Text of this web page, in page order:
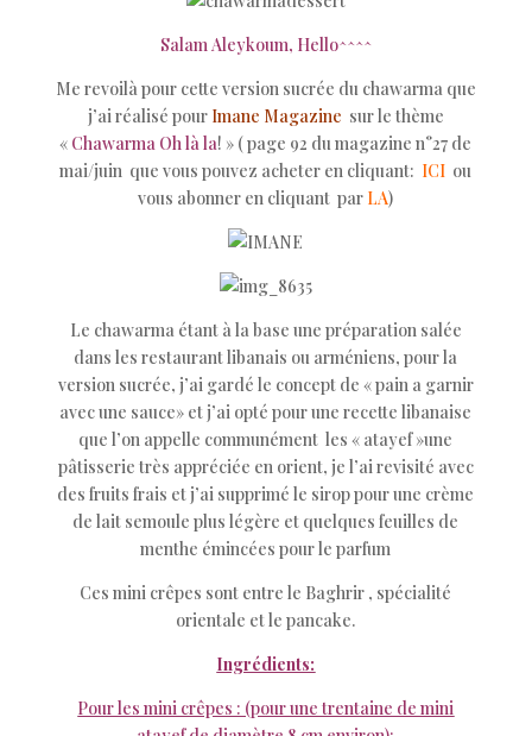
Salam Aleykoum, Hello^^^^
Me revoilà pour cette version sucrée du chawarma que
j’ai réalisé pour Imane Magazine sur le thème
« Chawarma Oh là la! » ( page 92 du magazine n°27 de
mai/juin que vous pouvez acheter en cliquant: ICI ou
vous abonner en cliquant par LA)
Le chawarma étant à la base une préparation salée
dans les restaurant libanais ou arméniens, pour la
version sucrée, j’ai gardé le concept de « pain a garnir
avec une sauce» et j’ai opté pour une recette libanaise
que l’on appelle communément les « atayef »une
pâtisserie très appréciée en orient, je l’ai revisité avec
des fruits frais et j’ai supprimé le sirop pour une crème
de lait semoule plus légère et quelques feuilles de
menthe émincées pour le parfum
Ces mini crêpes sont entre le Baghrir , spécialité
orientale et le pancake.
Ingrédients:
Pour les mini crêpes : (pour une trentaine de mini